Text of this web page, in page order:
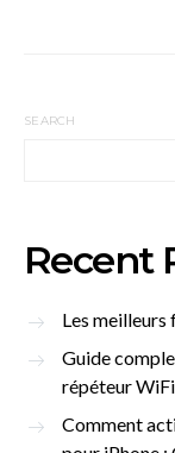
SEARCH
Recent
Les
Guide
répéteur
Comment